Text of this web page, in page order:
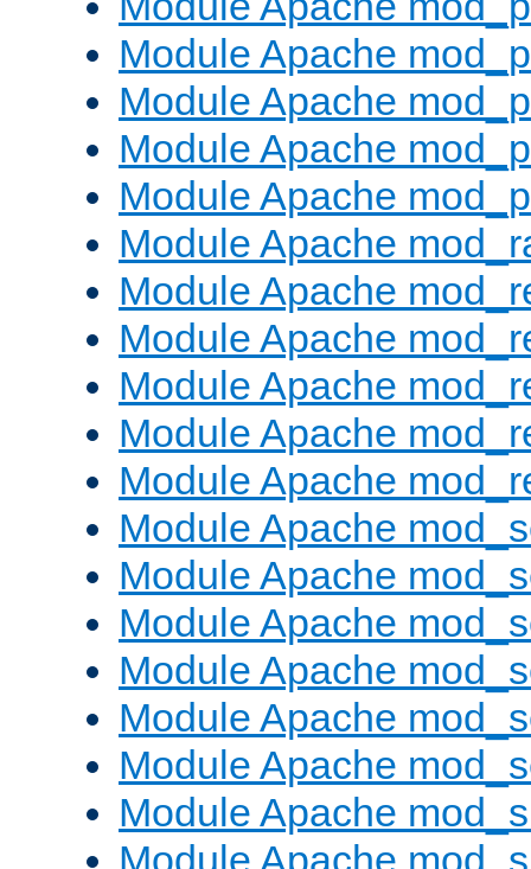
Module Apache
Module Apache
Module Apache
Module Apache
Module Apache
Module Apache
Module Apache
Module Apache
Module Apache
Module Apache
Module Apache
Module Apache
Module Apache
Module Apache
Module Apache
Module Apache
Module Apache
Module Apache